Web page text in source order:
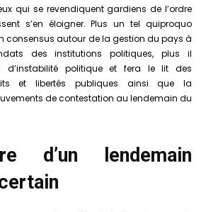
qui se revendiquent gardiens de l’ordre
s’en éloigner. Plus un tel quiproquo
consensus autour de la gestion du pays à
des institutions politiques, plus il
d’instabilité politique et fera le lit des
et libertés publiques ainsi que la
de contestation au lendemain du
d’un lendemain